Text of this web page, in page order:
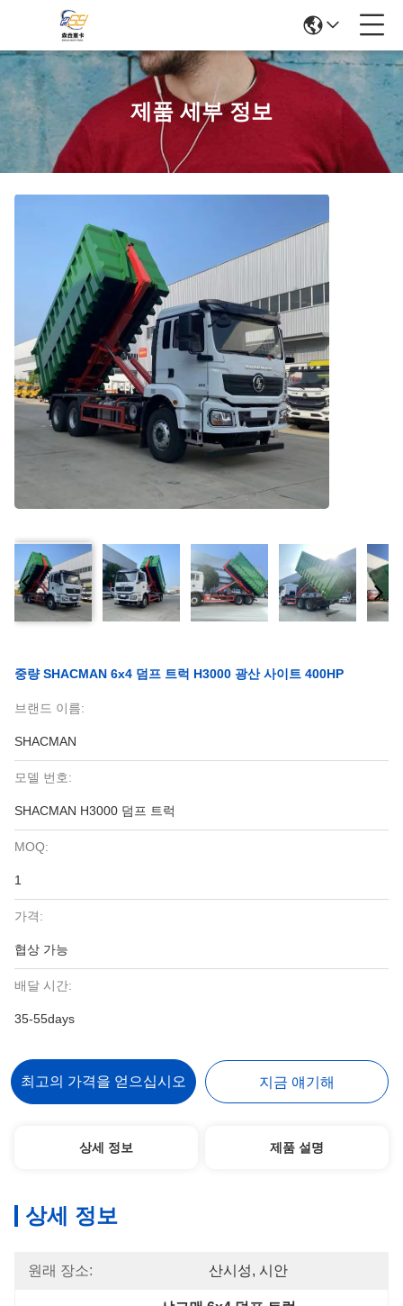
제품 세부 정보
중량 SHACMAN 6x4 덤프 트럭 H3000 광산 사이트 400HP
브랜드 이름:
SHACMAN
모델 번호:
SHACMAN H3000 덤프 트럭
MOQ:
1
가격:
협상 가능
배달 시간:
35-55days
최고의 가격을 얻으십시오 지금 얘기해
상세 정보 제품 설명
상세 정보
원래 장소: 산시성, 시안